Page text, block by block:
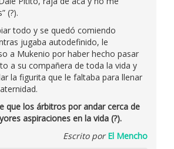
(?).
todo y se quedó comiendo
jugaba autodefinido, le
a Mukenio por haber hecho pasar
a su compañera de toda la vida y
la figurita que le faltaba para llenar
que los árbitros por andar cerca de
aspiraciones en la vida (?).
Escrito porEl Mencho